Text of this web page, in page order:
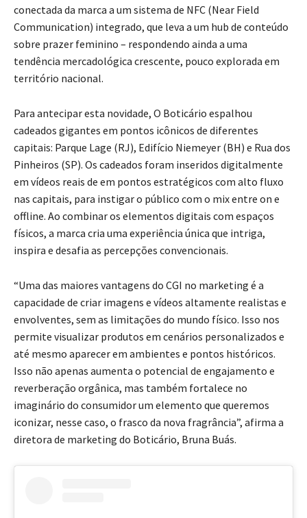
conectada da marca a um sistema de NFC (Near Field
Communication) integrado, que leva a um hub de conteúdo
sobre prazer feminino – respondendo ainda a uma
tendência mercadológica crescente, pouco explorada em
território nacional.
Para antecipar esta novidade, O Boticário espalhou
cadeados gigantes em pontos icônicos de diferentes
capitais: Parque Lage (RJ), Edifício Niemeyer (BH) e Rua dos
Pinheiros (SP). Os cadeados foram inseridos digitalmente
em vídeos reais de em pontos estratégicos com alto fluxo
nas capitais, para instigar o público com o mix entre on e
offline. Ao combinar os elementos digitais com espaços
físicos, a marca cria uma experiência única que intriga,
inspira e desafia as percepções convencionais.
“Uma das maiores vantagens do CGI no marketing é a
capacidade de criar imagens e vídeos altamente realistas e
envolventes, sem as limitações do mundo físico. Isso nos
permite visualizar produtos em cenários personalizados e
até mesmo aparecer em ambientes e pontos históricos.
Isso não apenas aumenta o potencial de engajamento e
reverberação orgânica, mas também fortalece no
imaginário do consumidor um elemento que queremos
iconizar, nesse caso, o frasco da nova fragrância”, afirma a
diretora de marketing do Boticário, Bruna Buás.